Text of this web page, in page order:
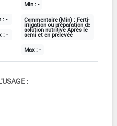
: -
: -
Min : -
Commentaire (Min) : Ferti-
irrigation ou préparation de
solution nutritive Après le
semi et en prélevée
Max : -
: